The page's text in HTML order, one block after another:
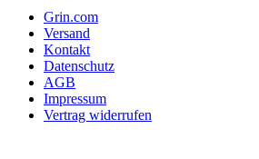
Grin.com
Versand
Kontakt
Datenschutz
AGB
Impressum
Vertrag widerrufen